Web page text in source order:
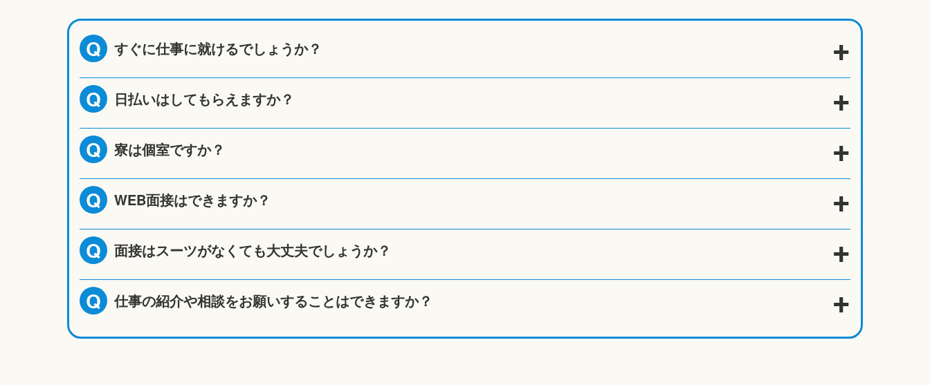
Q すぐに仕事に就けるでしょうか？
Q 日払いはしてもらえますか？
Q 寮は個室ですか？
Q WEB面接はできますか？
Q 面接はスーツがなくても大丈夫でしょうか？
Q 仕事の紹介や相談をお願いすることはできますか？